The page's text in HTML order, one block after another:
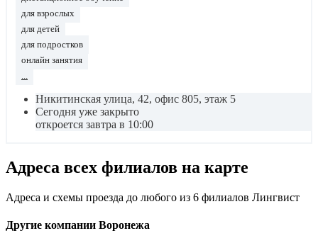
для взрослых
для детей
для подростков
онлайн занятия
...
Никитинская улица, 42, офис 805, этаж 5
Сегодня уже закрыто
откроется завтра в 10:00
Адреса всех филиалов на карте
Адреса и схемы проезда до любого из 6 филиалов Лингвист
Другие компании Воронежа